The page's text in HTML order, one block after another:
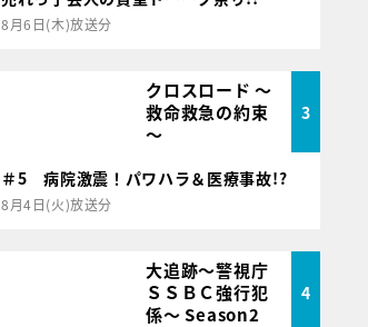
8月6日(木)放送分
クロスロード ～
救命救急の約束
～
3
＃5 病院激震！パワハラ＆医療事故!?
8月4日(火)放送分
大追跡～警視庁
ＳＳＢＣ強行犯
係～ Season2
4